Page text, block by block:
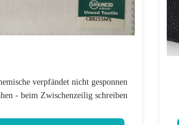
verpfändet nicht gesponnen
- beim Zwischenzeilig schreiben